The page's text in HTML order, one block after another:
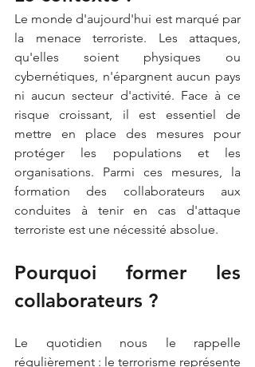
Le monde d'aujourd'hui est marqué par
la menace terroriste. Les attaques,
qu'elles soient physiques ou
cybernétiques, n'épargnent aucun pays
ni aucun secteur d'activité. Face à ce
risque croissant, il est essentiel de
mettre en place des mesures pour
protéger les populations et les
organisations. Parmi ces mesures, la
formation des collaborateurs aux
conduites à tenir en cas d'attaque
terroriste est une nécessité absolue.
Pourquoi former les
collaborateurs ?
Le quotidien nous le rappelle
régulièrement : le terrorisme représente